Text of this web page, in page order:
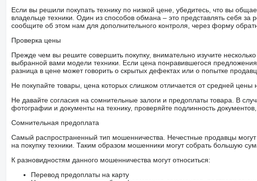
Если вы решили покупать технику по низкой цене, убедитесь, что вы
владельце техники. Один из способов обмана – это представлять себя
сообщите об этом нам для дополнительного контроля, через форму
Проверка цены
Прежде чем вы решите совершить покупку, внимательно изучите
выбранной вами модели техники. Если цена понравившегося
разница в цене может говорить о скрытых дефектах или о попытке
Не покупайте товары, цена которых слишком отличается от средней цены
Не давайте согласия на сомнительные залоги и предоплаты товара. В
фотографии и документы на технику, проверяйте подлинность
Сомнительная предоплата
Самый распространенный тип мошенничества. Нечестные продавцы
на покупку техники. Таким образом мошенники могут собрать большую
К разновидностям данного мошенничества могут относиться:
Перевод предоплаты на карту